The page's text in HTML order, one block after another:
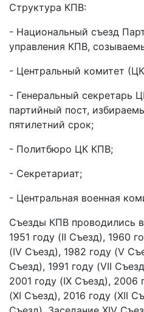
Структура КПВ:
- Национальный съезд
управления КПВ,
- Центральный комитет
- Генеральный секретарь
партийный пост,
пятилетний срок;
- Политбюро ЦК КПВ;
- Секретариат;
- Центральная военная
Съезды КПВ проводились
1951 году (II Съезд), 1960
(IV Съезд), 1982 году (V
Съезд), 1991 году (VII
2001 году (IX Съезд), 2006
(XI Съезд), 2016 году (XII